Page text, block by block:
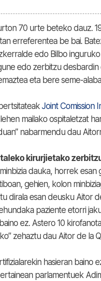
70 urte beteko dauz.
erreferentea be bai.
edo Bilbo
edo zerbitzu desbardin
eta bere seme-
Joint Comission
mailako ospitaletzat
nabarmendu dau
kirurjietako
dauka, horrek
gehien, kolon
dirala esan deusku Aitor
paziente etorri
ez. Astero 10
zehaztu dau Aitor de la
hasieran
parlamentuek